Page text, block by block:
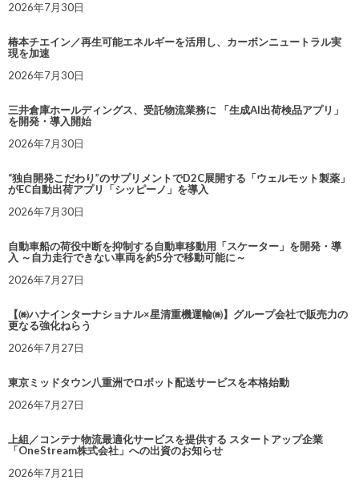
2026年7月30日
椿本チエイン／再生可能エネルギーを活用し、カーボンニュートラル実
現を加速
2026年7月30日
三井倉庫ホールディングス、受託物流業務に 「生成AI出荷検品アプリ」
を開発・導入開始
2026年7月30日
“独自開発こだわり”のサプリメントでD2C展開する「ウェルモット製薬」
がEC自動出荷アプリ「シッピーノ」を導入
2026年7月30日
自動車船の荷役中断を抑制する自動車移動用「スケーター」を開発・導
入 ～自力走行できない車両を約5分で移動可能に～
2026年7月27日
【㈱ハナインターナショナル×星清重機運輸㈱】グループ会社で販売力の
更なる強化ねらう
2026年7月27日
東京ミッドタウン八重洲でロボット配送サービスを本格始動
2026年7月27日
上組／コンテナ物流最適化サービスを提供する スタートアップ企業
「OneStream株式会社」への出資のお知らせ
2026年7月21日